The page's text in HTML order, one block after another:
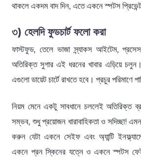
থাকলে একদম বাদ দিন, এতে একনে স্পটস
৩) হেলদি ফুডচার্ট ফলো করা
ফাস্টফুড, তেলে ভাজা স্ন্যাকস আইটেম,
অতিরিক্ত সুগার এই ধরনের খাবার এড়িয়ে
এগুলো ডায়েট চার্টে রাখতে হবে। প্রচুর পরিমাণে
নিয়ম মেনে একটু সাবধানে চললেই অতিরিক্ত
সম্ভব, শুধু প্রয়োজন ধারাবাহিকতা ও সদিচ্ছা!
করুন যেটা একনে সেইফ এবং অ্যান্টি
একনে প্রন স্কিনের যত্নে ও একনে স্পটস